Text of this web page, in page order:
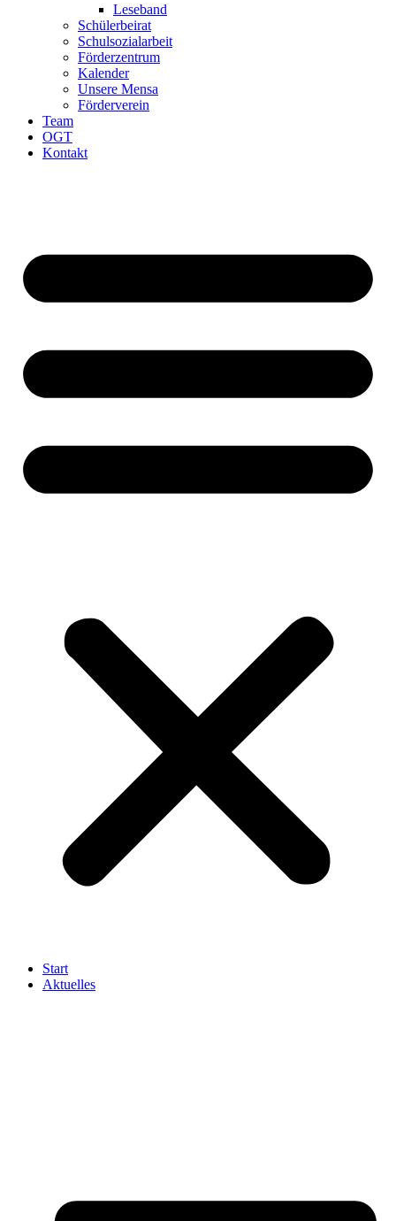
Leseband
Schülerbeirat
Schulsozialarbeit
Förderzentrum
Kalender
Unsere Mensa
Förderverein
Team
OGT
Kontakt
Start
Aktuelles